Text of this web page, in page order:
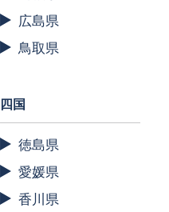
広島県
鳥取県
四国
徳島県
愛媛県
香川県